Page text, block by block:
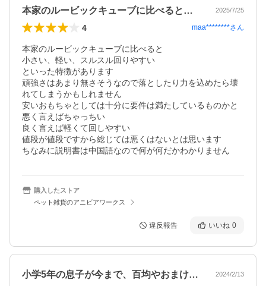
本家のルービックキューブに比べると小さ… 2025/7/25
4 maa********さん
本家のルービックキューブに比べると
小さい、軽い、スルスル回りやすい
といった特徴があります
頑強さはあまり無さそうなので落としたり力を込めたら壊
れてしまうかもしれません
安いおもちゃとしては十分に要件は満たしているものかと
悪く言えばちゃっちい
良く言えば軽くて回しやすい
値段が値段ですから総じては悪くはないとは思います
ちなみに説明書は中国語なので何が何だかわかりません
購入したストア
ペット雑貨のアニビアワークス
違反報告 いいね 0
小学5年の息子が今まで、百均やおまけの… 2024/2/13